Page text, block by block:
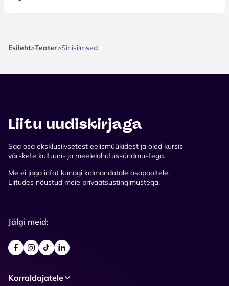
Esileht>Teater>Sinisilmsed
Liitu uudiskirjaga
Saa osa eksklusiivsetest eelismüükidest ja oled kursis
värskete kultuuri- ja meelelahutussündmustega.
Me ei jaga infot kunagi kolmandatale osapooltele.
Liitudes nõustud meie privaatsustingimustega.
Jälgi meid:
Korraldajatele